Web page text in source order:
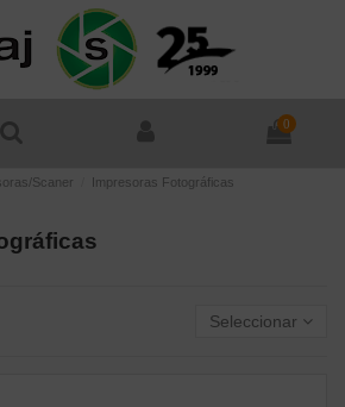
0
Scaner Impresoras Fotográficas
Seleccionar